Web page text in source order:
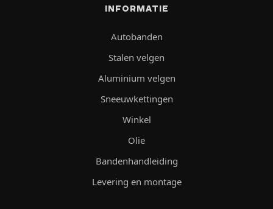
INFORMATIE
Autobanden
Stalen velgen
Aluminium velgen
Sneeuwkettingen
Winkel
Olie
Bandenhandleiding
Levering en montage